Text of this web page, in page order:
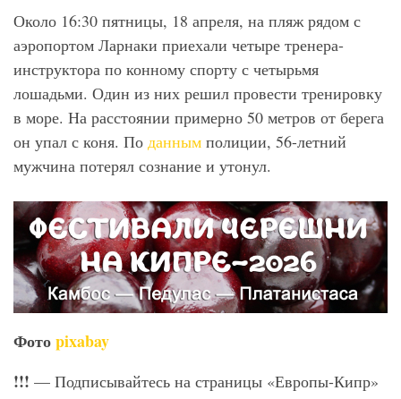
Около 16:30 пятницы, 18 апреля, на пляж рядом с
аэропортом Ларнаки приехали четыре тренера-
инструктора по конному спорту с четырьмя
лошадьми. Один из них решил провести тренировку
в море. На расстоянии примерно 50 метров от берега
он упал с коня. По данным полиции, 56-летний
мужчина потерял сознание и утонул.
Фотоpixabay
!!! — Подписывайтесь на страницы «Европы-Кипр»